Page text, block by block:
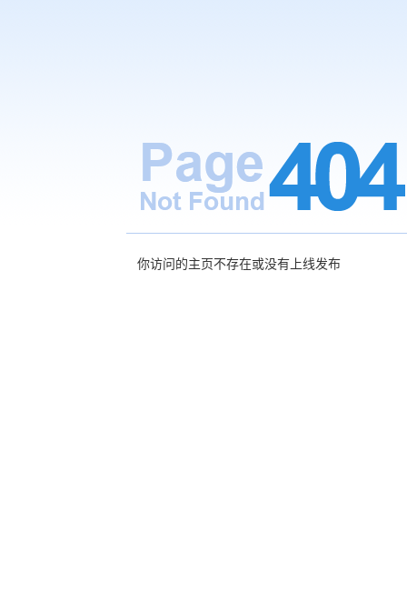
你访问的主页不存在或没有上线发布